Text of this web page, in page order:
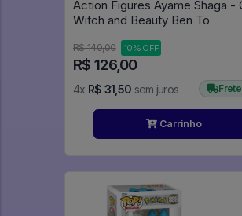
Action Figures Ayame Shaga -
Witch and Beauty Ben To
R$ 140,00 10% OFF
R$ 126,00
4x R$ 31,50 sem juros
Carrinho